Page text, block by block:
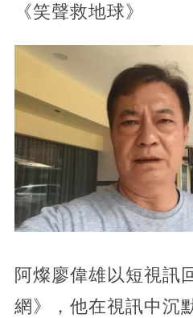
《笑聲救地球》
阿燦廖偉雄以短視訊
網》，他在視訊中沉